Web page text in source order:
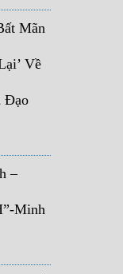
Mãn
Về
Đạo
–
Minh